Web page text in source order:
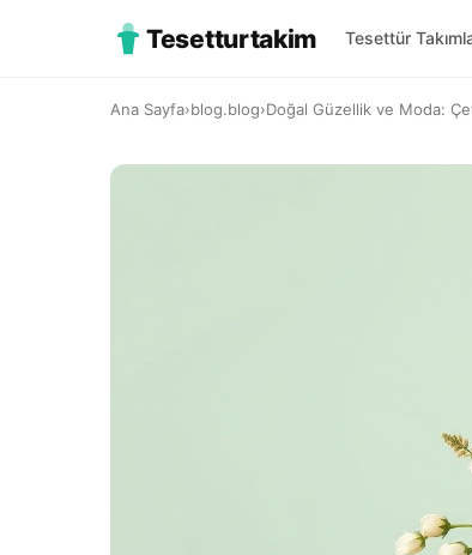
Tesetturtakim Tesettür
Ana Sayfa›blog.blog›Doğal Güzellik ve Moda: